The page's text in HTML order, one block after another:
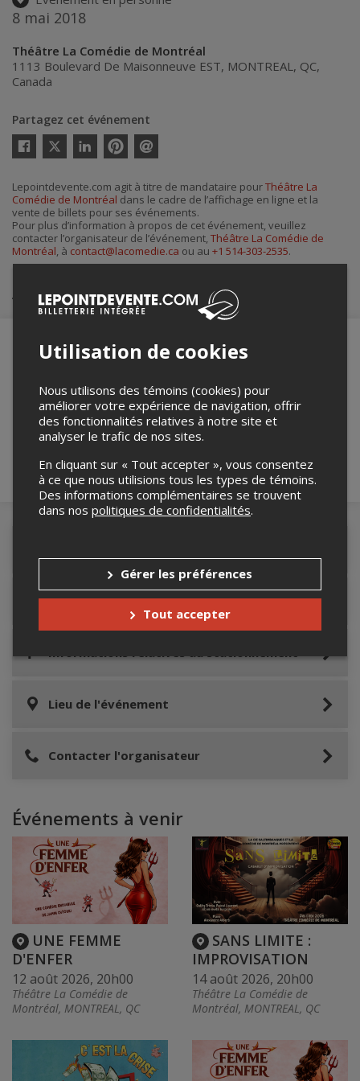
8 mai 2018
Théâtre La Comédie de Montréal
1113 Boulevard De Maisonneuve EST, MONTREAL, QC,
Canada
Partagez cet événement
Twitter
courriel
Lepointdevente.com agit à titre de mandataire pourThéâtre La
Comédie de Montréal dans le cadre de l’affichage en ligne et la
vente de billets pour ses événements.
Pour plus d’information à propos de cet événement, veuillez
contacter l’organisateur de l’événement, Théâtre La Comédie de
Montréal, à contact@lacomedie.ca ou au +1 514-303-2535.
Achat de billets
Merci de confirmer que vous n'êtes pas un
robot ci-bas.
Accès au site de l'événement
Informations relatives au stationnement
Lieu de l'événement
Contacter l'organisateur
Événements à venir
UNE FEMME
D'ENFER
12 août 2026, 20h00
Théâtre La Comédie de
Montréal, MONTREAL, QC
SANS LIMITE :
IMPROVISATION
14 août 2026, 20h00
Théâtre La Comédie de
Montréal, MONTREAL, QC
Utilisation de cookies
Nous utilisons des témoins (cookies) pour
améliorer votre expérience de navigation, offrir
des fonctionnalités relatives à notre site et
analyser le trafic de nos sites.
En cliquant sur « Tout accepter », vous consentez
à ce que nous utilisions tous les types de témoins.
Des informations complémentaires se trouvent
dans nos politiques de confidentialités.
Gérer les préférences
Tout accepter